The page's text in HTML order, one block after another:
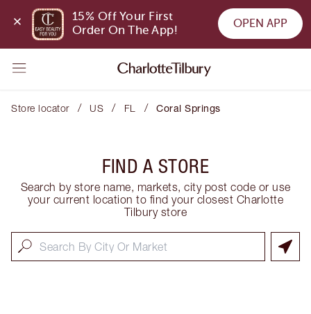
15% Off Your First
Order On The App!
OPEN APP
Store locator / US / FL / Coral Springs
FIND A STORE
Search by store name, markets, city post code or use
your current location to find your closest Charlotte
Tilbury store